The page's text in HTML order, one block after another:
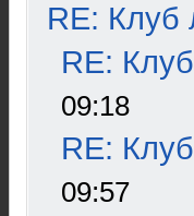
RE: Клуб
RE:
09:18
RE:
09:57